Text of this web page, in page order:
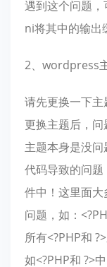
遇到这个问题
ni将其中的输出
2、wordpress
请先更换一下
更换主题后，
主题本身是没
代码导致的问
件中！这里面
问题，如：
所有<?PHP和
如<?PHP和 ?>